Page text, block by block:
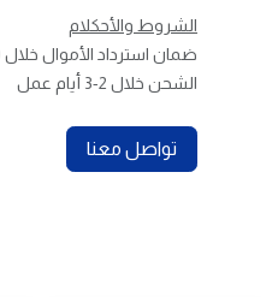
الشروط والأحكلام
ضمان استرداد الأموال خلال 30 يوم
الشحن خلال 2-3 أيام عمل
تواصل معنا